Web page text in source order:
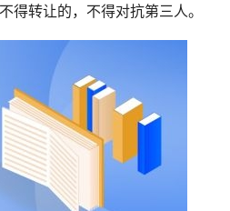
得转让的，不得对抗第三人。